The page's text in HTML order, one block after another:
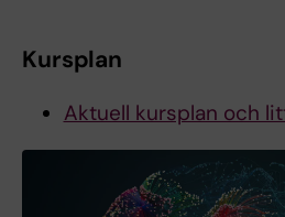
Kursplan
Aktuell kursplan och